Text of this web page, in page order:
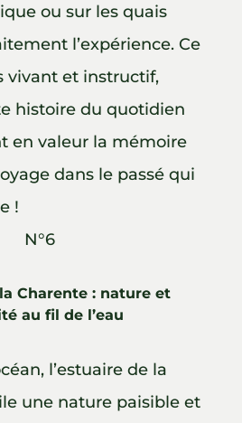
ou sur les quais
l’expérience. Ce
vivant et instructif,
histoire du quotidien
en valeur la mémoire
dans le passé qui
!
N°6
Charente : nature et
au fil de l’eau
l’estuaire de la
une nature paisible et